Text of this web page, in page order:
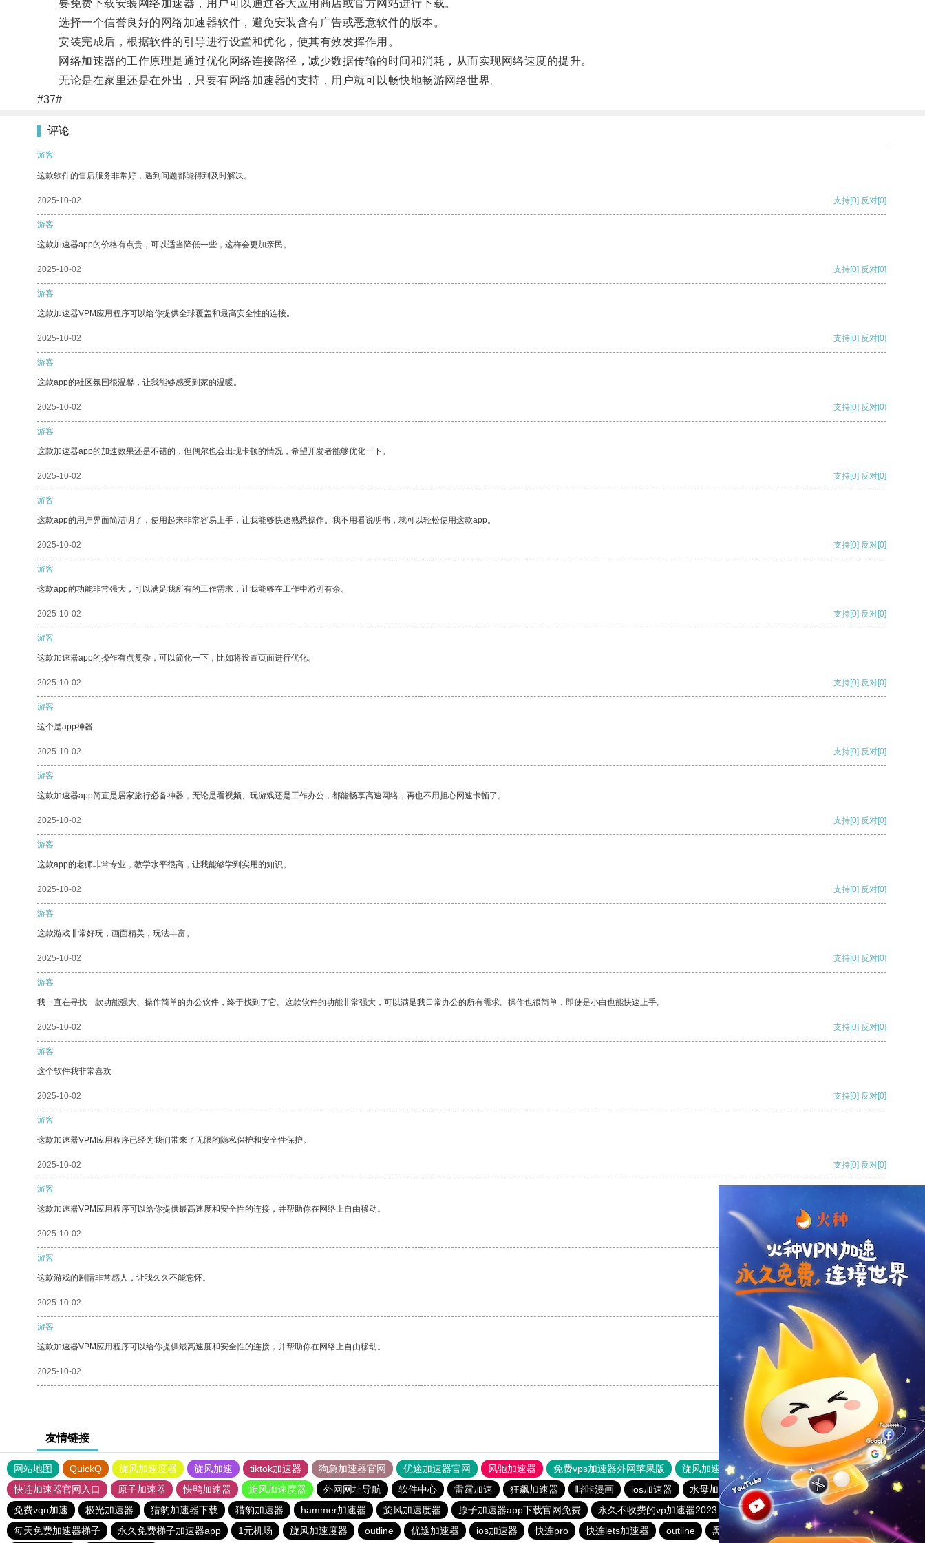
要免费下载安装网络加速器，用户可以通过各大应用商店或官方网站进行下载。
选择一个信誉良好的网络加速器软件，避免安装含有广告或恶意软件的版本。
安装完成后，根据软件的引导进行设置和优化，使其有效发挥作用。
网络加速器的工作原理是通过优化网络连接路径，减少数据传输的时间和消耗，从而实现网络速度的提升。
无论是在家里还是在外出，只要有网络加速器的支持，用户就可以畅快地畅游网络世界。
#37#
评论
游客
这款软件的售后服务非常好，遇到问题都能得到及时解决。
2025-10-02 支持[0] 反对[0]
游客
这款加速器app的价格有点贵，可以适当降低一些，这样会更加亲民。
2025-10-02 支持[0] 反对[0]
游客
这款加速器VPM应用程序可以给你提供全球覆盖和最高安全性的连接。
2025-10-02 支持[0] 反对[0]
游客
这款app的社区氛围很温馨，让我能够感受到家的温暖。
2025-10-02 支持[0] 反对[0]
游客
这款加速器app的加速效果还是不错的，但偶尔也会出现卡顿的情况，希望开发者能够优化一下。
2025-10-02 支持[0] 反对[0]
游客
这款app的用户界面简洁明了，使用起来非常容易上手，让我能够快速熟悉操作。我不用看说明书，就可以轻松使用这款app。
2025-10-02 支持[0] 反对[0]
游客
这款app的功能非常强大，可以满足我所有的工作需求，让我能够在工作中游刃有余。
2025-10-02 支持[0] 反对[0]
游客
这款加速器app的操作有点复杂，可以简化一下，比如将设置页面进行优化。
2025-10-02 支持[0] 反对[0]
游客
这个是app神器
2025-10-02 支持[0] 反对[0]
游客
这款加速器app简直是居家旅行必备神器，无论是看视频、玩游戏还是工作办公，都能畅享高速网络，再也不用担心网速卡顿了。
2025-10-02 支持[0] 反对[0]
游客
这款app的老师非常专业，教学水平很高，让我能够学到实用的知识。
2025-10-02 支持[0] 反对[0]
游客
这款游戏非常好玩，画面精美，玩法丰富。
2025-10-02 支持[0] 反对[0]
游客
我一直在寻找一款功能强大、操作简单的办公软件，终于找到了它。这款软件的功能非常强大，可以满足我日常办公的所有需求。操作也很简单，即使是小白也能快速上手。
2025-10-02 支持[0] 反对[0]
游客
这个软件我非常喜欢
2025-10-02 支持[0] 反对[0]
游客
这款加速器VPM应用程序已经为我们带来了无限的隐私保护和安全性保护。
2025-10-02 支持[0] 反对[0]
游客
这款加速器VPM应用程序可以给你提供最高速度和安全性的连接，并帮助你在网络上自由移动。
2025-10-02
游客
这款游戏的剧情非常感人，让我久久不能忘怀。
2025-10-02 反对
游客
这款加速器VPM应用程序可以给你提供最高速度和安全性的连接，并帮助你在网络上自由移动。
2025-10-02 反对[0]
友情链接
网站地图 QuickQ 旋风加速度器 旋风加速 tiktok加速器 狗急加速器官网 优途加速器官网 风驰加速器 免费vps加速器外网苹果版 旋风加速度器
快连加速器
快连加速器官网入口
原子加速器 快鸭加速器 旋风加速度器 外网网址导航 软件中心 雷霆加速 狂飙加速器 哔咔漫画 ios加速器 水母加速 outline
快柠檬加速器
免费vqn加速
极光加速器 猎豹加速器下载 猎豹加速器 hammer加速器 旋风加速度器 原子加速器app下载官网免费 永久不收费的vp加速器2023 极光加速器
outline
每天免费加速器梯子
永久免费梯子加速器app 1元机场 旋风加速度器 outline 优途加速器 ios加速器 快连pro 快连lets加速器 outline 黑洞加速器 蚂蚁加速npv下载官网ios